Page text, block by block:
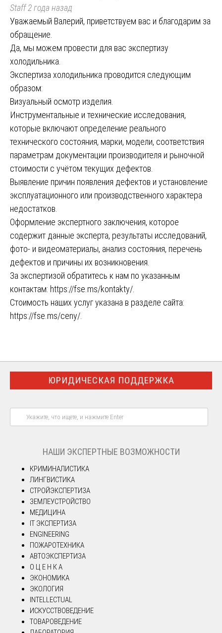
Staff2 года назад
Уважаемый Валерий, приветствуем вас и благодарим за
обращение.
Да, мы можем провести для вас экспертизу
холодильника.
Экспертиза холодильника проводится следующим
образом:
Визуальный осмотр изделия.
Инструментальные и технические исследования,
которые включают определение реального
технического состояния, марки, модели, соответствия
параметрам документации производителя и рыночной
стоимости с учётом текущих дефектов.
Выявление причин появления дефектов и установление
эксплуатационного или производственного характера
недостатков.
Оформление экспертного заключения, которое
содержит данные эксперта, результаты исследований,
фото- и видеоматериалы, анализ состояния, перечень
дефектов и причины их возникновения.
За экспертизой обратитесь к нам по указанным
контактам: https://fse.ms/kontakty/
Стоимость наших услуг указана в разделе сайта:
https://fse.ms/ceny/
ЮРИДИЧЕСКАЯ ПОДДЕРЖКА
НАШИ ЭКСПЕРТНЫЕ ВОЗМОЖНОСТИ
КРИМИНАЛИСТИКА
ЛИНГВИСТИКА
СТРОЙЭКСПЕРТИЗА
ЗЕМЛЕУСТРОЙСТВО
МЕДИЦИНА
IT ЭКСПЕРТИЗА
ENGINEERING
ПОЖАРОТЕХНИКА
АВТОЭКСПЕРТИЗА
О Ц Е Н К А
ЭКОНОМИКА
ЭКОЛОГИЯ
INTELLECTUAL
ИСКУССТВОВЕДЕНИЕ
ТОВАРОВЕДЕНИЕ